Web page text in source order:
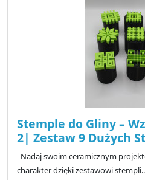
Stemple do Gliny –
2| Zestaw 9 Dużych
Nadaj swoim ceramicznym
charakter dzięki zestawowi stempli..